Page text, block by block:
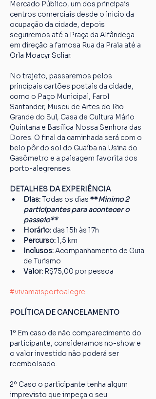
Mercado Público, um dos principais
centros comerciais desde o início da
ocupação da cidade, depois
seguiremos até a Praça da Alfândega
em direção a famosa Rua da Praia até a
Orla Moacyr Scliar.
No trajeto, passaremos pelos
principais cartões postais da cidade,
como o Paço Municipal, Farol
Santander, Museu de Artes do Rio
Grande do Sul, Casa de Cultura Mário
Quintana e Basílica Nossa Senhora das
Dores. O final da caminhada será com o
belo pôr do sol do Guaíba na Usina do
Gasômetro e a paisagem favorita dos
porto-alegrenses.
DETALHES DA EXPERIÊNCIA
Dias: Todas os dias **Minimo 2
participantes para acontecer o
passeio**
Horário: das 15h às 17h
Percurso: 1,5 km
Inclusos: Acompanhamento de Guia
de Turismo
Valor: R$75,00 por pessoa
#vivamaisportoalegre
POLÍTICA DE CANCELAMENTO
1º Em caso de não comparecimento do
participante, consideramos no-show e
o valor investido não poderá ser
reembolsado.
2º Caso o participante tenha algum
imprevisto que impeça o seu